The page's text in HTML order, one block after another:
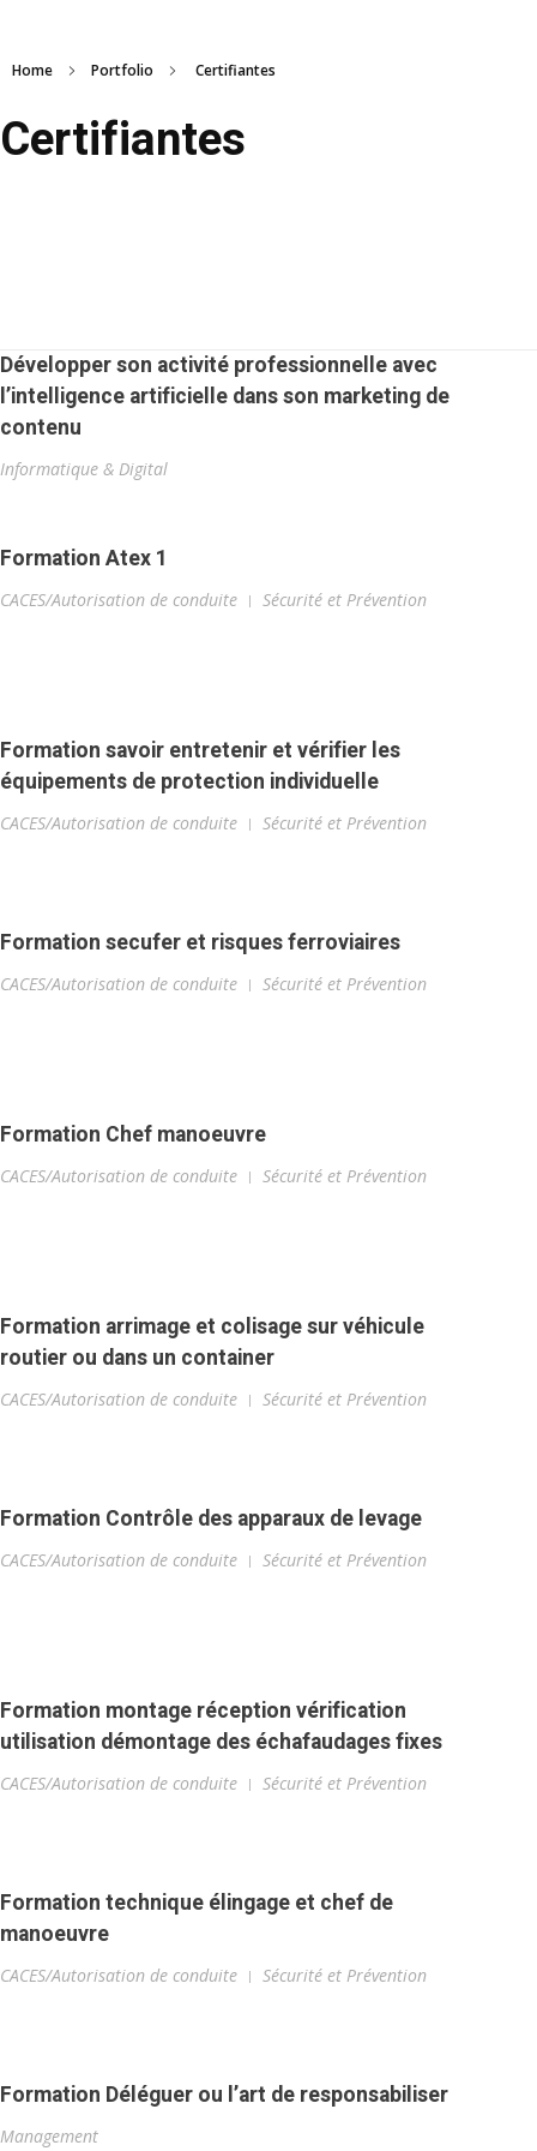
Home Portfolio Certifiantes
Certifiantes
Développer son activité professionnelle avec
l’intelligence artificielle dans son marketing de
contenu
Informatique & Digital
Formation Atex 1
CACES/Autorisation de conduite Sécurité et Prévention
Formation savoir entretenir et vérifier les
équipements de protection individuelle
CACES/Autorisation de conduite Sécurité et Prévention
Formation secufer et risques ferroviaires
CACES/Autorisation de conduite Sécurité et Prévention
Formation Chef manoeuvre
CACES/Autorisation de conduite Sécurité et Prévention
Formation arrimage et colisage sur véhicule
routier ou dans un container
CACES/Autorisation de conduite Sécurité et Prévention
Formation Contrôle des apparaux de levage
CACES/Autorisation de conduite Sécurité et Prévention
Formation montage réception vérification
utilisation démontage des échafaudages fixes
CACES/Autorisation de conduite Sécurité et Prévention
Formation technique élingage et chef de
manoeuvre
CACES/Autorisation de conduite Sécurité et Prévention
Formation Déléguer ou l’art de responsabiliser
Management